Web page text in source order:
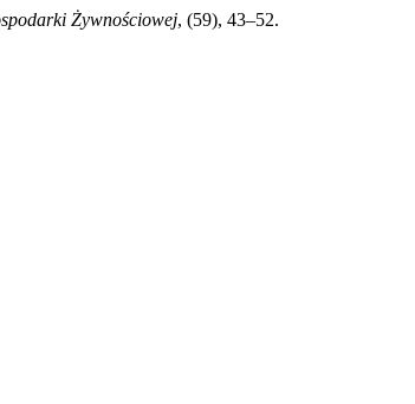
Żywnościowej, (59), 43–52.